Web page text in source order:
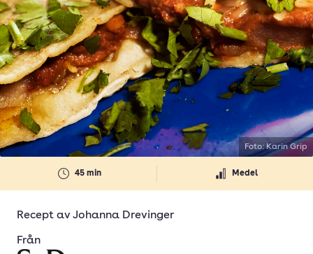
45 min Medel
Recept av Johanna Drevinger
Från
Foto: Karin Grip